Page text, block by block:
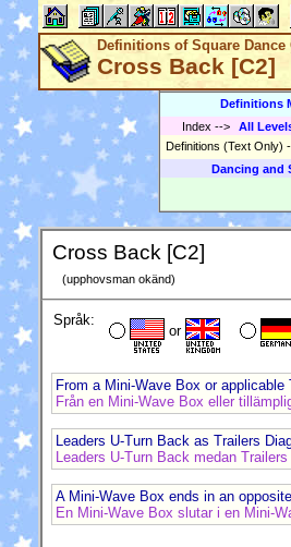
Definitions of Square
Cross Back [C2]
Definitions
Index --> All
Definitions (Text Only)
Dancing and
Cross Back [C2]
(upphovsman okänd)
Språk:
or
From a Mini-Wave Box or applicable
Från en Mini-Wave Box eller
Leaders U-Turn Back as Trailers
Leaders U-Turn Back medan
A Mini-Wave Box ends in an
En Mini-Wave Box slutar i en Mini-